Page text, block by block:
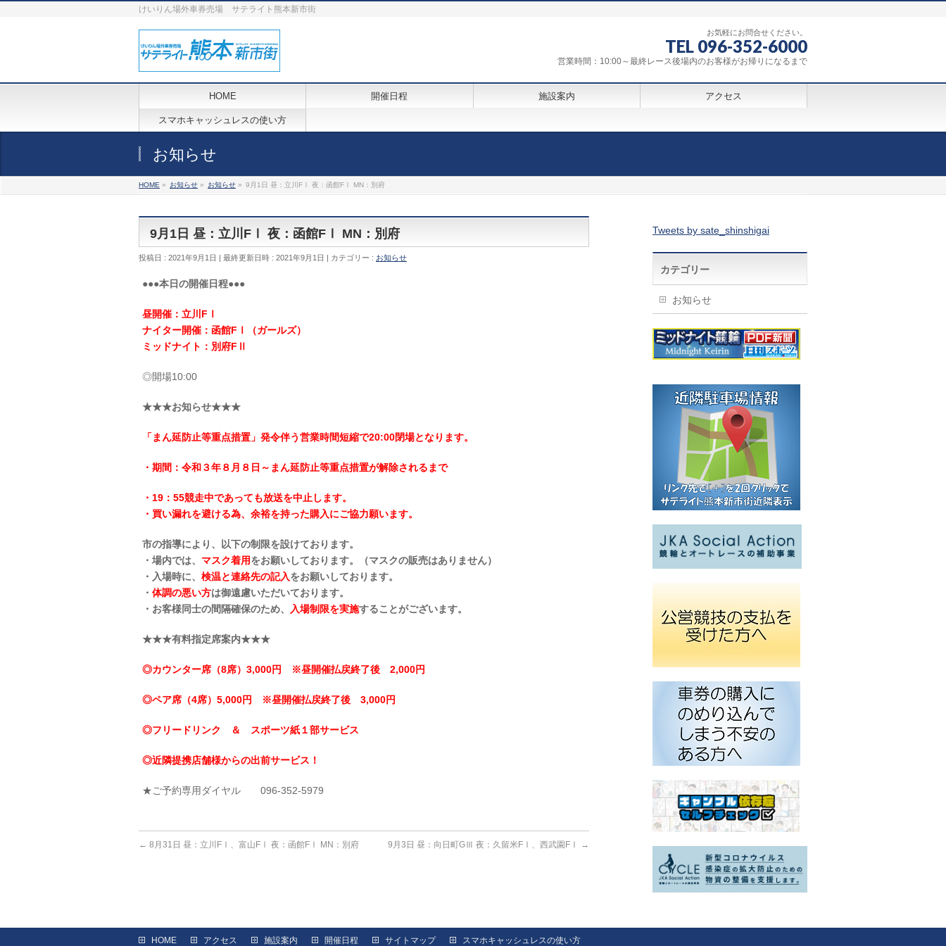
けいりん場外車券売場 サテライト熊本新市街
お気軽にお問合せください。
TEL 096-352-6000
営業時間：10:00～最終レース後場内のお客様がお帰りになるまで
HOME 開催日程 施設案内 アクセス
スマホキャッシュレスの使い方
お知らせ
HOME » お知らせ » お知らせ » 9月1日 昼：立川FⅠ 夜：函館FⅠ MN：別府
9月1日 昼：立川FⅠ 夜：函館FⅠ MN：別府
投稿日 : 2021年9月1日 最終更新日時 : 2021年9月1日 カテゴリー : お知らせ
●●●本日の開催日程●●●
昼開催：立川FⅠ
ナイター開催：函館FⅠ（ガールズ）
ミッドナイト：別府FⅡ
◎開場10:00
★★★お知らせ★★★
「まん延防止等重点措置」発令伴う営業時間短縮で20:00閉場となります。
・期間：令和３年８月８日～まん延防止等重点措置が解除されるまで
・19：55競走中であっても放送を中止します。
・買い漏れを避ける為、余裕を持った購入にご協力願います。
市の指導により、以下の制限を設けております。
・場内では、 マスク着用をお願いしております。（マスクの販売はありません）
・入場時に、 検温と連絡先の記入をお願いしております。
・ 体調の悪い方は御遠慮いただいております。
・お客様同士の間隔確保のため、
入場制限を実施することがございます。
★★★有料指定席案内★★★
◎カウンター席（8席）3,000円 ※昼開催払戻終了後 2,000円
◎ペア席（4席）5,000円 ※昼開催払戻終了後 3,000円
◎フリードリンク ＆ スポーツ紙１部サービス
◎近隣提携店舗様からの出前サービス！
★ご予約専用ダイヤル 096-352-5979
← 8月31日 昼：立川FⅠ、富山FⅠ 夜：函館FⅠ MN：別府 9月3日 昼：向日町GⅢ 夜：久留米FⅠ、西武園FⅠ →
Tweets by sate_shinshigai
カテゴリー
お知らせ
HOME アクセス 施設案内 開催日程 サイトマップ スマホキャッシュレスの使い方